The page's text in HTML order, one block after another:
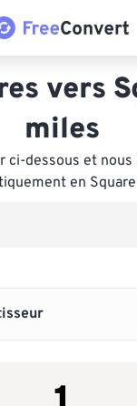
vers
miles
ci-dessous et
en